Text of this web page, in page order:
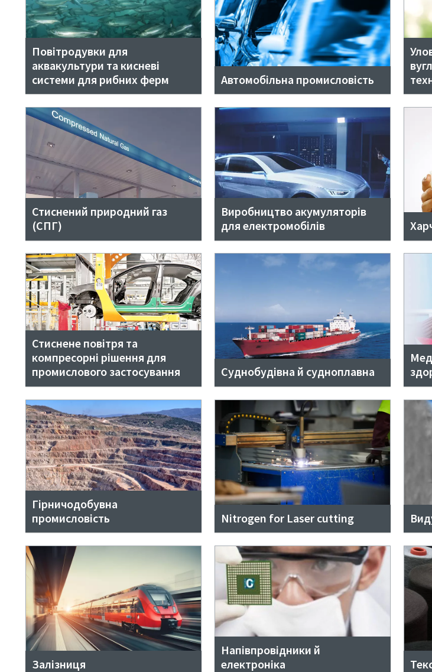
Повітродувки для
аквакультури та кисневі
системи для рибних ферм
Автомобільна промисловість
Стиснений природний газ
(СПГ)
Виробництво акумуляторів
для електромобілів
Стиснене повітря та
компресорні рішення для
промислового застосування
Суднобудівна й судноплавна
Гірничодобувна
промисловість
Nitrogen for Laser cutting
Залізниця
Напівпровідники й
електроніка